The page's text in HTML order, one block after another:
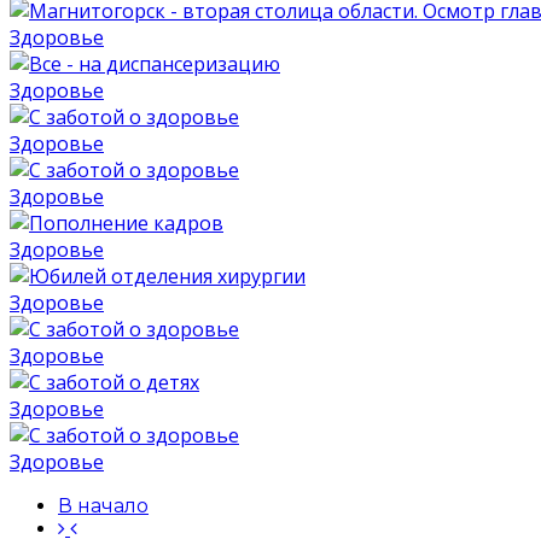
Здоровье
Здоровье
Здоровье
Здоровье
Здоровье
Здоровье
Здоровье
Здоровье
Здоровье
В начало